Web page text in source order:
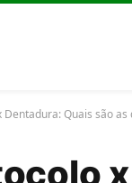
Dentadura: Quais são as